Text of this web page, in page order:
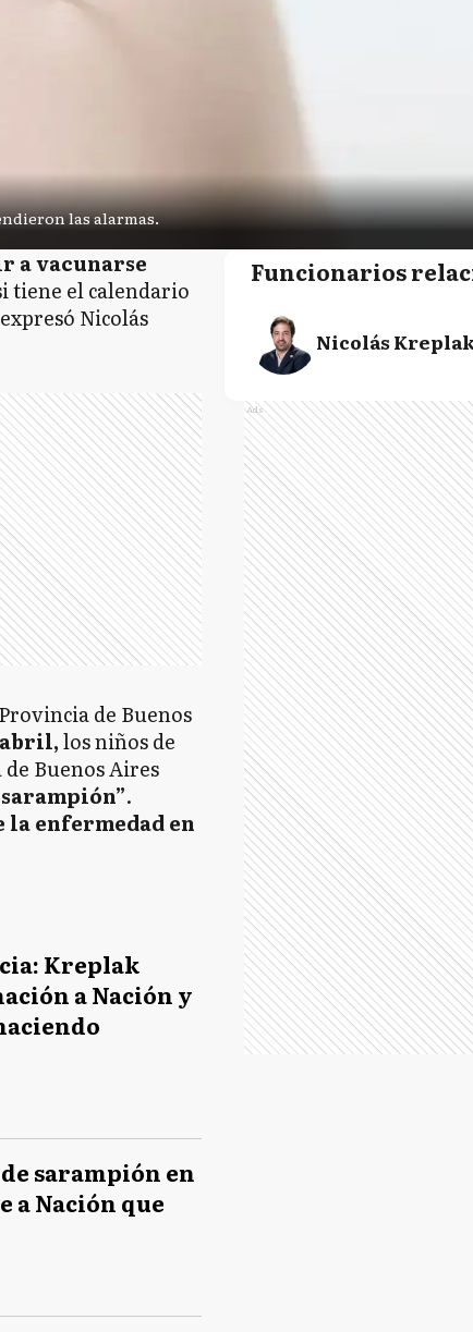
las alarmas.
a vacunarse
tiene el calendario
Nicolás
de Buenos
abril,los niños de
Buenos Aires
.
la enfermedad en
Kreplak
a Nación y
sarampión en
a Nación que
Funcionarios
Nicolás
Ads